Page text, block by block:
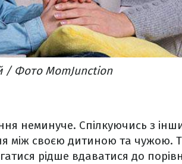
/ Фото MomJunction​
неминуче. Спілкуючись з
між своєю дитиною та чужою.
рідше вдаватися до